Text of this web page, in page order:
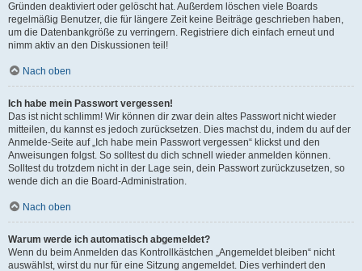
Gründen deaktiviert oder gelöscht hat. Außerdem löschen viele Boards
regelmäßig Benutzer, die für längere Zeit keine Beiträge geschrieben haben,
um die Datenbankgröße zu verringern. Registriere dich einfach erneut und
nimm aktiv an den Diskussionen teil!
Nach oben
Ich habe mein Passwort vergessen!
Das ist nicht schlimm! Wir können dir zwar dein altes Passwort nicht wieder
mitteilen, du kannst es jedoch zurücksetzen. Dies machst du, indem du auf der
Anmelde-Seite auf „Ich habe mein Passwort vergessen“ klickst und den
Anweisungen folgst. So solltest du dich schnell wieder anmelden können.
Solltest du trotzdem nicht in der Lage sein, dein Passwort zurückzusetzen, so
wende dich an die Board-Administration.
Nach oben
Warum werde ich automatisch abgemeldet?
Wenn du beim Anmelden das Kontrollkästchen „Angemeldet bleiben“ nicht
auswählst, wirst du nur für eine Sitzung angemeldet. Dies verhindert den